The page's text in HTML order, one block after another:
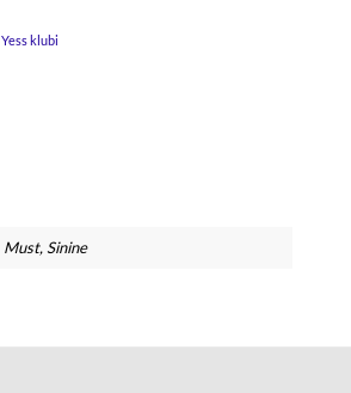
Yess klubi
Must, Sinine